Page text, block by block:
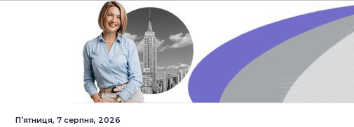
Пʼятниця, 7 серпня, 2026